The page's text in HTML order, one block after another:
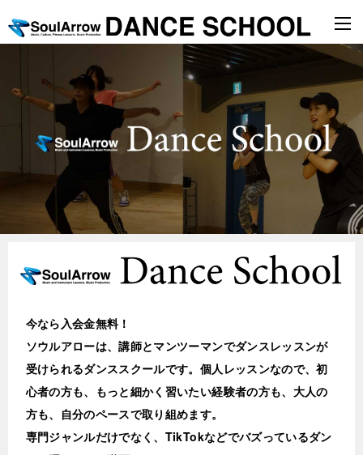
今なら入会金無料！
ソウルアローは、講師とマンツーマンでダンスレッスンが
受けられるダンススクールです。個人レッスンなので、初
心者の方も、もっと細かく習いたい経験者の方も、大人の
方も、自分のペースで取り組めます。
専門ジャンルだけでなく、TikTokなどでバズっているダン